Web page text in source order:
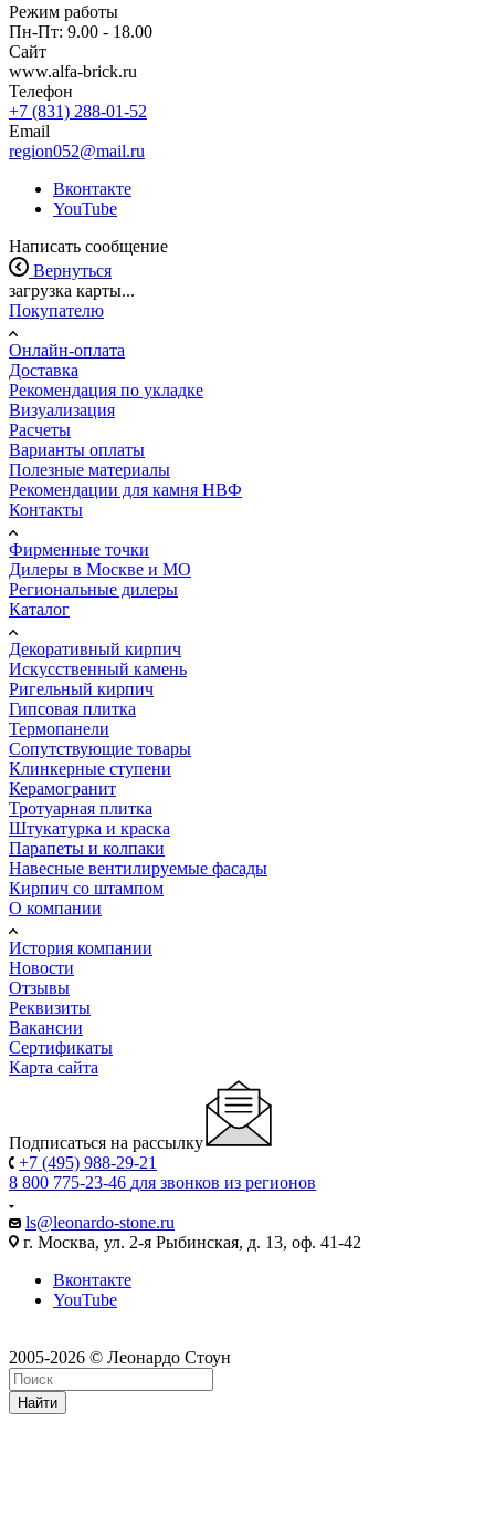
Режим работы
Пн-Пт: 9.00 - 18.00
Сайт
www.alfa-brick.ru
Телефон
+7 (831) 288-01-52
Email
region052@mail.ru
Вконтакте
YouTube
Написать сообщение
Вернуться
загрузка карты...
Покупателю
Онлайн-оплата
Доставка
Рекомендация по укладке
Визуализация
Расчеты
Варианты оплаты
Полезные материалы
Рекомендации для камня НВФ
Контакты
Фирменные точки
Дилеры в Москве и МО
Региональные дилеры
Каталог
Декоративный кирпич
Искусственный камень
Ригельный кирпич
Гипсовая плитка
Термопанели
Сопутствующие товары
Клинкерные ступени
Керамогранит
Тротуарная плитка
Штукатурка и краска
Парапеты и колпаки
Навесные вентилируемые фасады
Кирпич со штампом
О компании
История компании
Новости
Отзывы
Реквизиты
Вакансии
Сертификаты
Карта сайта
Подписаться на рассылку
+7 (495) 988-29-21
8 800 775-23-46 для звонков из регионов
ls@leonardo-stone.ru
г. Москва, ул. 2-я Рыбинская, д. 13, оф. 41-42
Вконтакте
YouTube
2005-2026 © Леонардо Стоун
Найти